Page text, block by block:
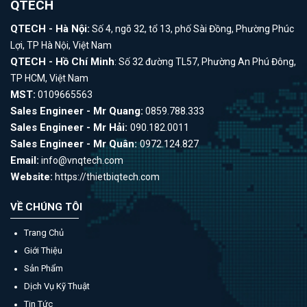
· Độ phân giải cao 0,1μm
· Độ chính xác cao ±(2%+1μm)
· Phạm vi đo là 0~2000μm (có thể tùy chỉnh các phạm vi khác)
· Phân tích thống kê dữ liệu
· Nguyên lý kép trong một, đầu dò ruby
· Màn hình màu 2,4 inch
· Có chức năng Bluetooth và APP
· Chế độ ô tô hoặc chế độ chung
· Độ phân giải cao 0,1μm
· Độ chính xác cao ±(2%+1μm)
· Phạm vi đo là 0~2000μm (có thể tùy chỉnh các phạm vi khác)
· Phân tích thống kê dữ liệu
· Giao diện menu chuẩn hóa
· Hiển thị biểu đồ đường cong, biểu đồ thanh hoặc biểu đồ xu hướng
· USB với máy tính
· Hỗ trợ hiệu chuẩn bằng không và hiệu chuẩn đa điểm
QTECH
QTECH - Hà Nội: Số 4, ngõ 32, tổ 13, phố Sài Đồng, Phường Phúc
Lợi, TP Hà Nội, Việt Nam
QTECH - Hồ Chí Minh: Số 32 đường TL57, Phường An Phú Đông,
TP HCM, Việt Nam
MST: 0109665563
Sales Engineer - Mr Quang: 0859.788.333
Sales Engineer - Mr Hải: 090.182.0011
Sales Engineer - Mr Quân:0972.124.827
Email: info@vnqtech.com
Website: https://thietbiqtech.com
VỀ CHÚNG TÔI
Trang Chủ
Giới Thiệu
Sản Phẩm
Dịch Vụ Kỹ Thuật
Tin Tức